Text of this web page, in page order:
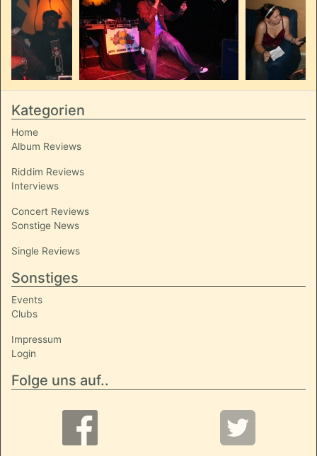
Kategorien
Home
Album Reviews
Riddim Reviews
Interviews
Concert Reviews
Sonstige News
Single Reviews
Sonstiges
Events
Clubs
Impressum
Login
Folge uns auf..